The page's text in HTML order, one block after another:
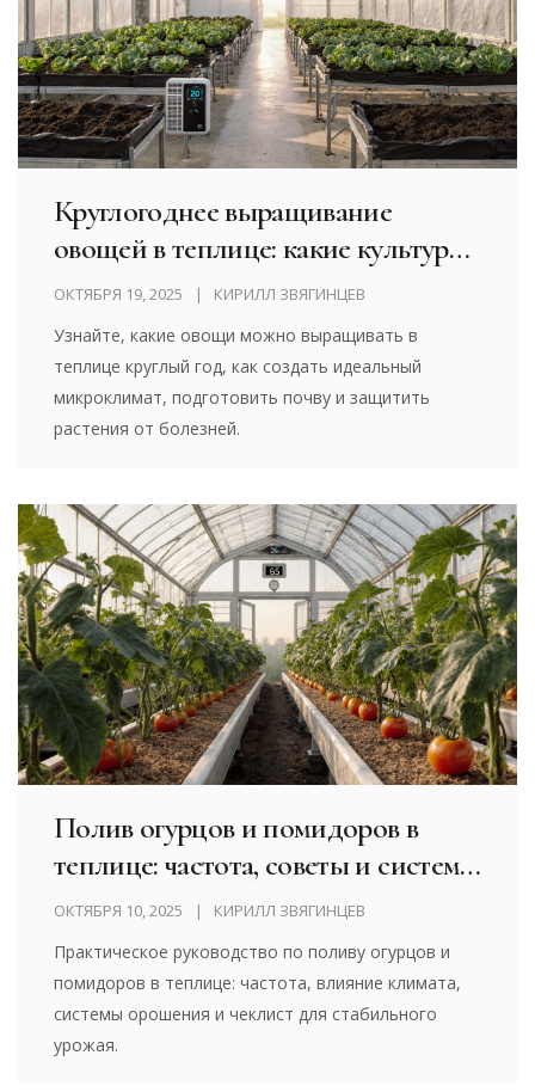
Круглогоднее выращивание
овощей в теплице: какие культуры
растут весь год
ОКТЯБРЯ 19, 2025 КИРИЛЛ ЗВЯГИНЦЕВ
Узнайте, какие овощи можно выращивать в
теплице круглый год, как создать идеальный
микроклимат, подготовить почву и защитить
растения от болезней.
Полив огурцов и помидоров в
теплице: частота, советы и система
орошения
ОКТЯБРЯ 10, 2025 КИРИЛЛ ЗВЯГИНЦЕВ
Практическое руководство по поливу огурцов и
помидоров в теплице: частота, влияние климата,
системы орошения и чеклист для стабильного
урожая.